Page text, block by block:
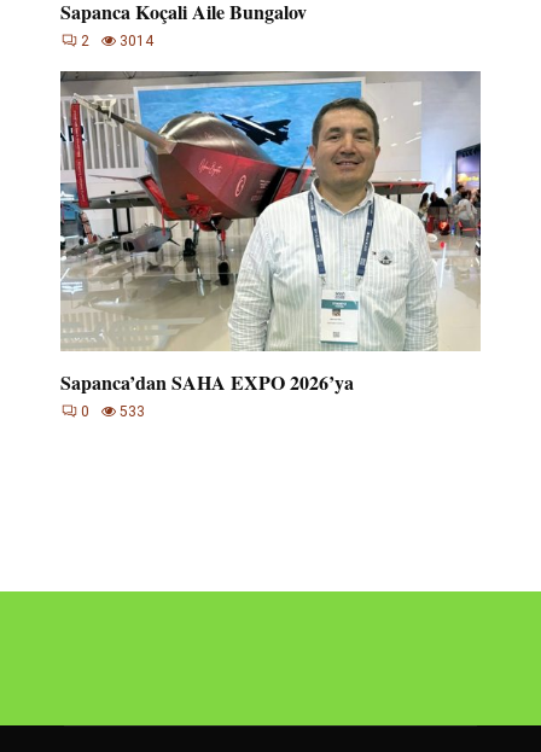
Sapanca Koçali Aile Bungalov
2 3014
Sapanca’dan SAHA EXPO 2026’ya
0 533